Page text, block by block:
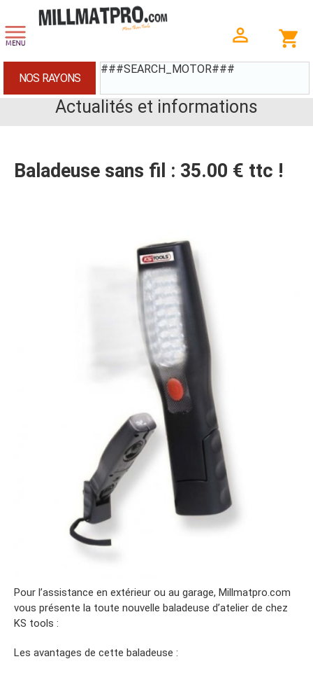
###SEARCH_MOTOR###
NOS RAYONS
Actualités et informations
Baladeuse sans fil : 35.00 € ttc !
Pour l’assistance en extérieur ou au garage, Millmatpro.com
vous présente la toute nouvelle baladeuse d’atelier de chez
KS tools :
Les avantages de cette baladeuse :